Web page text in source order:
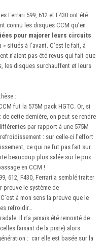
Ferrari 599, 612 et F430 ont été
connu les disques CCM qu’en
pour majorer leurs circuits
» situés à l’avant. C’est le fait, à
n'aient pas été revus qui fait que
les disques surchauffent et leurs
:
fut la 575M pack HGTC. Or, si
cette dernière, on peut se rendre
par rapport à une 575M
: sur celle-ci l’effort
ce qui ne fut pas fait sur
beaucoup plus salée sur le prix
en CCM !
612, F430, Ferrari a semblé traiter
le système de
à mon sens la preuve que le
refroidir…
Il n’a jamais été remonté de
faisant de la piste) alors
: car elle est basée sur la